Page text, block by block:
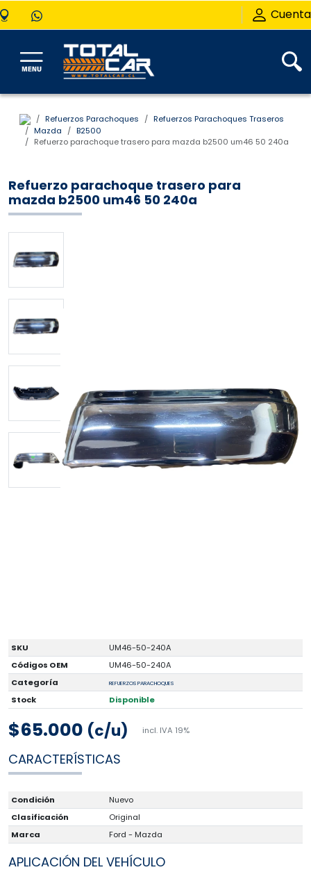
Cuenta
Refuerzos Parachoques
Refuerzos Parachoques Traseros
Mazda
B2500
Refuerzo parachoque trasero para mazda b2500 um46 50 240a
Refuerzo parachoque trasero para
mazda b2500 um46 50 240a
SKU
UM46-50-240A
Códigos OEM
UM46-50-240A
Categoría
REFUERZOS PARACHOQUES
Stock Disponible
$65.000 (c/u) incl. IVA 19%
CARACTERÍSTICAS
Condición
Nuevo
Clasificación
Original
Marca
Ford - Mazda
APLICACIÓN DEL VEHÍCULO